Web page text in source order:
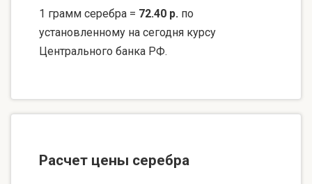
1 грамм серебра = 72.40 р. по
установленному на сегодня курсу
Центрального банка РФ.
Расчет цены серебра